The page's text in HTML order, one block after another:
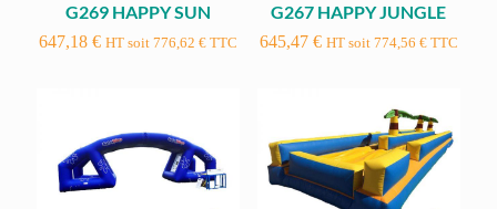
G269 HAPPY SUN
647,18€ HT soit776,62€ TTC
G267 HAPPY JUNGLE
645,47 € HT soit 774,56 €TTC